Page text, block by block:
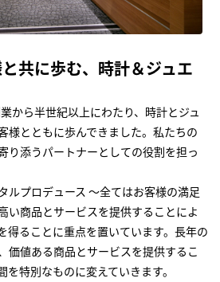
共に歩む、時計＆ジュエ
から半世紀以上にわたり、時計とジュ
様とともに歩んできました。私たちの
り添うパートナーとしての役割を担っ
ルプロデュース ～全てはお客様の満足
い商品とサービスを提供することによ
得ることに重点を置いています。長年の
価値ある商品とサービスを提供するこ
特別なものに変えていきます。